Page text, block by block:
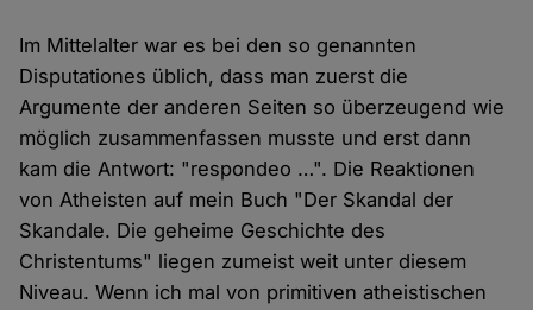
Im Mittelalter war es bei den so genannten
Disputationes üblich, dass man zuerst die
Argumente der anderen Seiten so überzeugend wie
möglich zusammenfassen musste und erst dann
kam die Antwort: "respondeo …". Die Reaktionen
von Atheisten auf mein Buch "Der Skandal der
Skandale. Die geheime Geschichte des
Christentums" liegen zumeist weit unter diesem
Niveau. Wenn ich mal von primitiven atheistischen